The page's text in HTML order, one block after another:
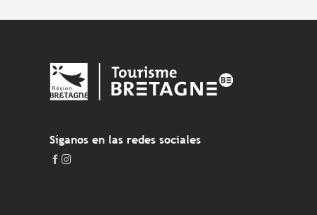
Síganos en las redes sociales